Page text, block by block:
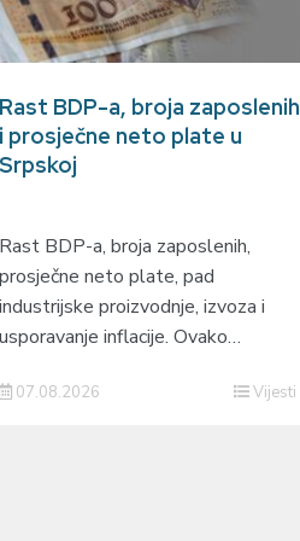
Rast BDP-a, broja zaposlenih
i prosječne neto plate u
Srpskoj
Rast BDP-a, broja zaposlenih,
prosječne neto plate, pad
industrijske proizvodnje, izvoza i
usporavanje inflacije. Ovako…
07.08.2026 Vijesti